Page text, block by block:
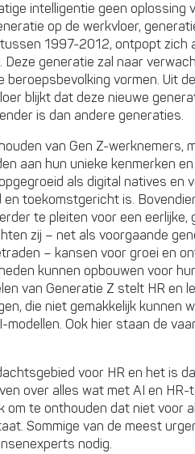
intelligentie geen oplossing
op de werkvloer,
1997-2012, ontpopt zich
generatie zal naar
vormen. Uit
blijkt dat deze nieuwe
is dan andere generaties.
van Gen Z-werknemers,
aan hun unieke kenmerken
als digital natives en
toekomstgericht is.
te pleiten voor een eerlijke,
zij – net als voorgaande
– kansen voor groei en
kunnen opbouwen voor
van Generatie Z stelt HR en
die niet gemakkelijk kunnen
Ook hier staan de
voor HR en het is
over alles wat met AI en
om te onthouden dat niet voor
Sommige van de meest
nodig.